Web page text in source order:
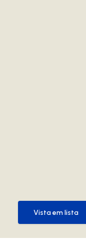
Vista em
Vista em lista